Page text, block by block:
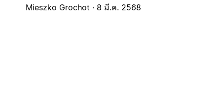
Mieszko Grochot · 8 มี.ค. 2568